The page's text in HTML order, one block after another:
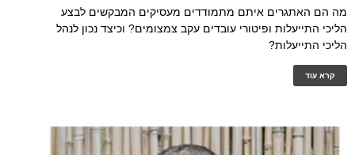
מה הם האתגרים איתם מתמודדים מעסיקים המבקשים לבצע
הליכי התייעלות ופיטורי עובדים עקב צמצומים? וכיצד נכון לנהל
הליכי התייעלות?
קרא עוד